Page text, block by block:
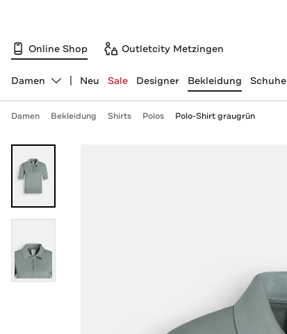
Online Shop Outletcity Metzingen
Abteilung ändern, ausgewählt:
Damen Neu Sale Designer Bekleidung Schuhe
Damen Bekleidung Shirts Polos Polo-Shirt graugrün